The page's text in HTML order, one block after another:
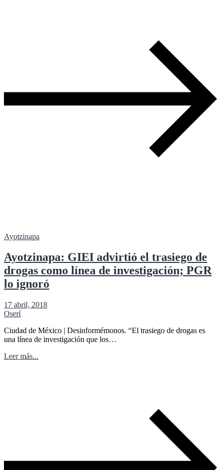
Ayotzinapa
Ayotzinapa: GIEI advirtió el trasiego de
drogas como línea de investigación; PGR
lo ignoró
17 abril, 2018
Oserí
Ciudad de México | Desinformémonos. “El trasiego de drogas es
una línea de investigación que los…
Leer más...